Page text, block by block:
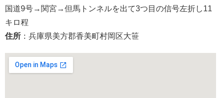
国道9号→関宮→但馬トンネルを出て3つ目の信号左折し11
キロ程
住所 ：兵庫県美方郡香美町村岡区大笹